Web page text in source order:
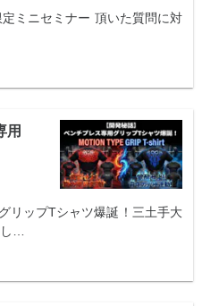
ミニセミナー 頂いた質問に対
用
リップTシャツ爆誕！三土手大
…